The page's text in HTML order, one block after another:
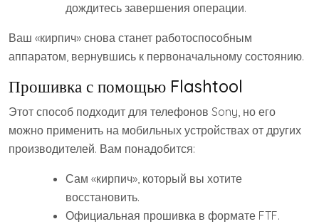
дождитесь завершения операции.
Ваш «кирпич» снова станет работоспособным
аппаратом, вернувшись к первоначальному состоянию.
Прошивка с помощью Flashtool
Этот способ подходит для телефонов Sony, но его
можно применить на мобильных устройствах от других
производителей. Вам понадобится:
Сам «кирпич», который вы хотите
восстановить.
Официальная прошивка в формате FTF.